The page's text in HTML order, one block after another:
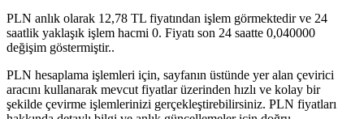
PLN anlık olarak 12,78 TL fiyatından işlem görmektedir ve 24
saatlik yaklaşık işlem hacmi 0. Fiyatı son 24 saatte 0,040000
değişim göstermiştir..
PLN hesaplama işlemleri için, sayfanın üstünde yer alan çevirici
aracını kullanarak mevcut fiyatlar üzerinden hızlı ve kolay bir
şekilde çevirme işlemlerinizi gerçekleştirebilirsiniz. PLN fiyatları